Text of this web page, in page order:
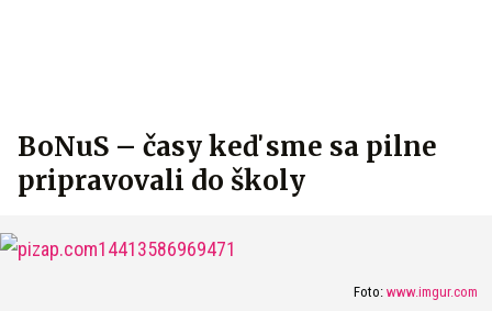
BoNuS – časy keď sme sa pilne
pripravovali do školy
Foto: www.imgur.com